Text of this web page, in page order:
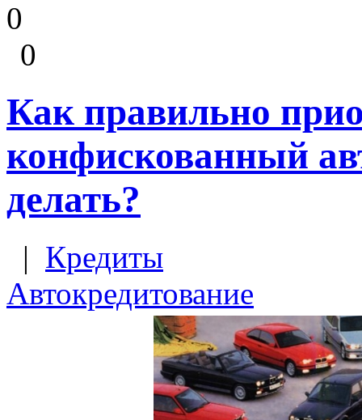
0
0
Как правильно
конфискованный
делать?
| Кредиты
Автокредитование